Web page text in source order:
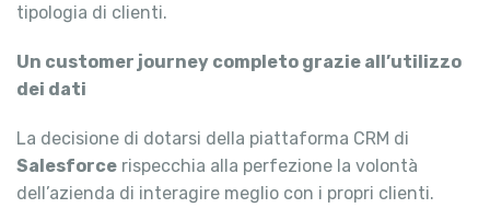
tipologia di clienti.
Un customer journey completo grazie all’utilizzo
dei dati
La decisione di dotarsi della piattaforma CRM di
Salesforce rispecchia alla perfezione la volontà
dell’azienda di interagire meglio con i propri clienti.